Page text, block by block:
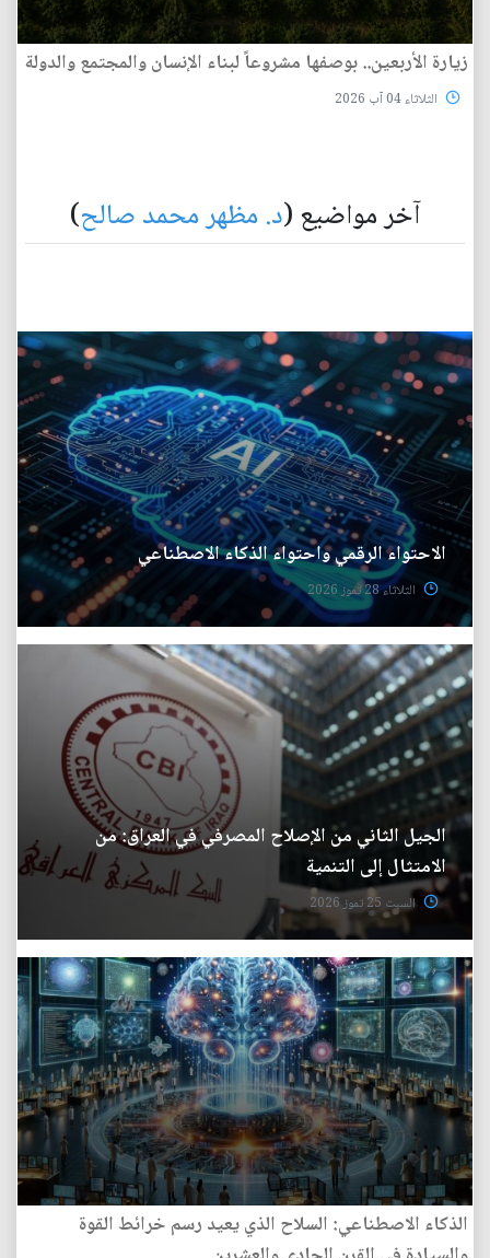
زيارة الأربعين.. بوصفها مشروعاً لبناء الإنسان والمجتمع والدولة
الثلاثاء 04 آب 2026
آخر مواضيع (د. مظهر محمد صالح)
الاحتواء الرقمي واحتواء الذكاء الاصطناعي
الثلاثاء 28 تموز 2026
الجيل الثاني من الإصلاح المصرفي في العراق: من
الامتثال إلى التنمية
السبت 25 تموز 2026
الذكاء الاصطناعي: السلاح الذي يعيد رسم خرائط القوة